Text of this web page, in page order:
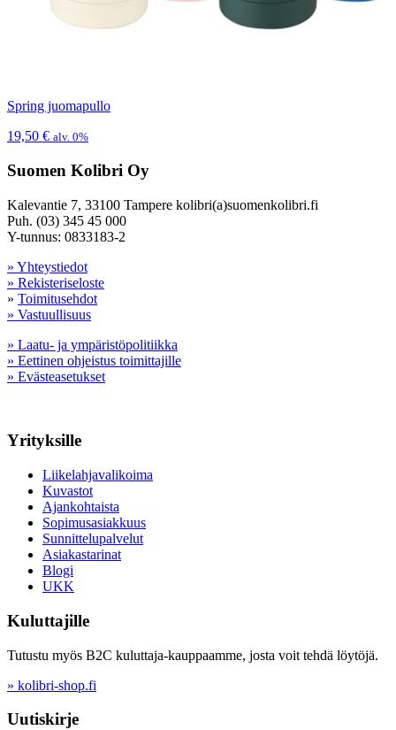
Spring juomapullo
19,50 € alv. 0%
Suomen Kolibri Oy
Kalevantie 7, 33100 Tampere kolibri(a)suomenkolibri.fi
Puh. (03) 345 45 000
Y-tunnus: 0833183-2
» Yhteystiedot
» Rekisteriseloste
» Toimitusehdot
» Vastuullisuus
» Laatu- ja ympäristöpolitiikka
» Eettinen ohjeistus toimittajille
» Evästeasetukset
Yrityksille
Liikelahjavalikoima
Kuvastot
Ajankohtaista
Sopimusasiakkuus
Sunnittelupalvelut
Asiakastarinat
Blogi
UKK
Kuluttajille
Tutustu myös B2C kuluttaja-kauppaamme, josta voit tehdä löytöjä.
» kolibri-shop.fi
Uutiskirje